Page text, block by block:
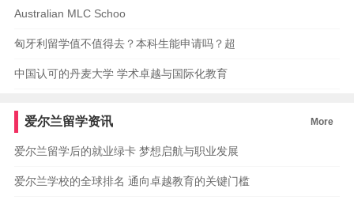
Australian MLC Schoo
匈牙利留学值不值得去？本科生能申请吗？超
中国认可的丹麦大学 学术卓越与国际化教育
爱尔兰留学资讯 More
爱尔兰留学后的就业绿卡 梦想启航与职业发展
爱尔兰学校的全球排名 通向卓越教育的关键门槛